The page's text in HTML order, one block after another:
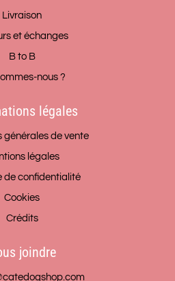
Livraison
et échanges
B to B
nous ?
légales
générales de vente
légales
de confidentialité
Cookies
Crédits
joindre